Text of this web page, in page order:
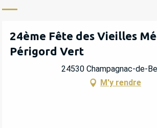
24ème Fête des Vieilles
Périgord Vert
24530 Champagnac-de-
M'y rendre